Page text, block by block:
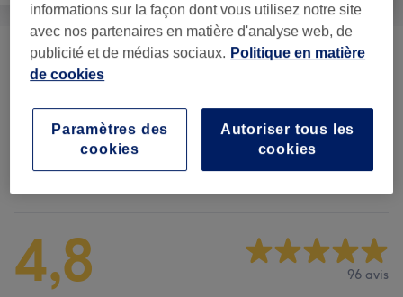
Massage Classique (5) à partir de 30 €
Massage Avec Chaleur (1 250 €
Avis sur l'établissement
4,8 96 avis
informations sur la façon dont vous utilisez notre site
avec nos partenaires en matière d'analyse web, de
publicité et de médias sociaux. Politique en matière
de cookies
Autoriser tous les
cookies
Paramètres des
cookies